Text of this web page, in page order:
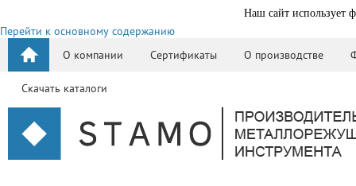
Наш сайт использует
Перейти к основному содержанию
О компании
Сертификаты О производстве
Скачать каталоги